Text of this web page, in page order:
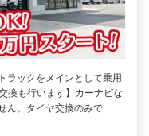
ラックをメインとして乗用
換も行います】カーナビな
ん。タイヤ交換のみで…